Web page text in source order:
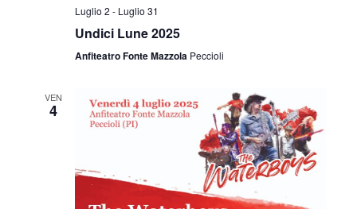
Luglio 2 - Luglio 31
Undici Lune 2025
Anfiteatro Fonte Mazzola Peccioli
VEN
4